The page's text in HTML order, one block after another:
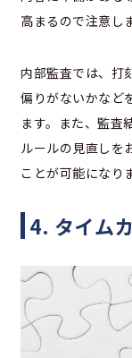
高まるので注意し
内部監査では、打
偏りがないかなど
ます。また、監査
ルールの見直しを
ことが可能になり
4. タイム